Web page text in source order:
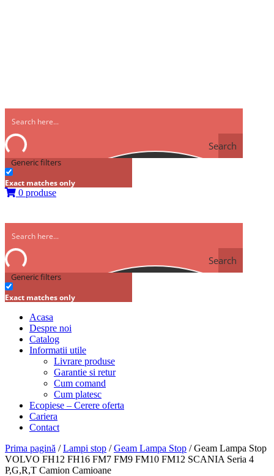
Search
Generic filters
Exact matches only
0 produse
Search
Generic filters
Exact matches only
Acasa
Despre noi
Catalog
Informatii utile
Livrare produse
Garantie si retur
Cum comand
Cum platesc
Ecopiese – Cerere oferta
Cariera
Contact
Prima pagină /Lampi stop /Geam Lampa Stop / Geam Lampa Stop
VOLVO FH12 FH16 FM7 FM9 FM10 FM12 SCANIA Seria 4
P,G,R,T Camion Camioane